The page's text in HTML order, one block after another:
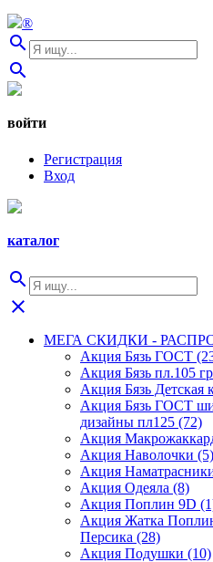
®
search
search
войти
Регистрация
Вход
каталог
search
close
МЕГА СКИДКИ -
Акция Бязь ГОСТ
Акция Бязь пл.105
Акция Бязь Детская
Акция Бязь ГОСТ
дизайны пл125 (72)
Акция
Акция Наволочки (5)
Акция
Акция Одеяла (8)
Акция Поплин 9D
Акция Жатка
Персика (28)
Акция Подушки (10)